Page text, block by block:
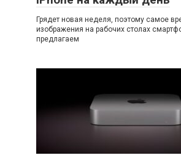
Грядет новая неделя, поэтому самое
изображения на рабочих столах
предлагаем